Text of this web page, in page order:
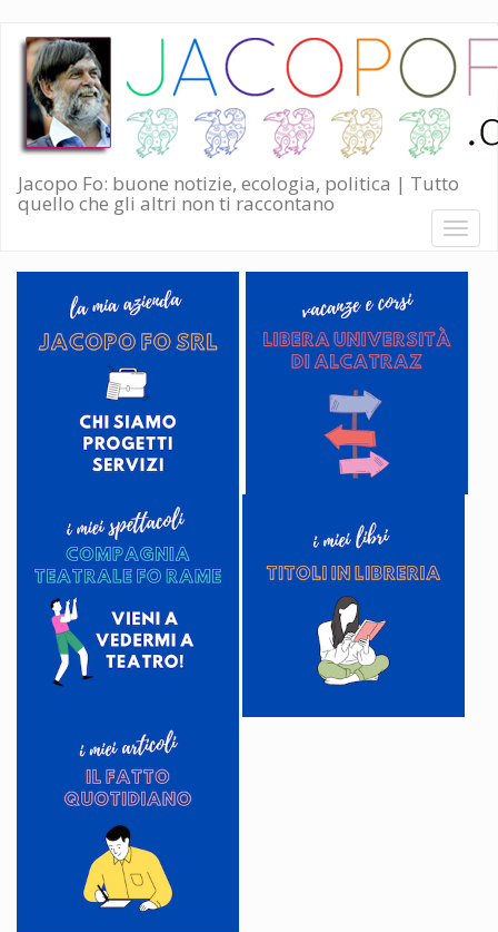
Salta
contenuto
principale
Jacopo Fo: buone notizie, ecologia, politica | Tutto
quello che gli altri non ti raccontano
Toggle